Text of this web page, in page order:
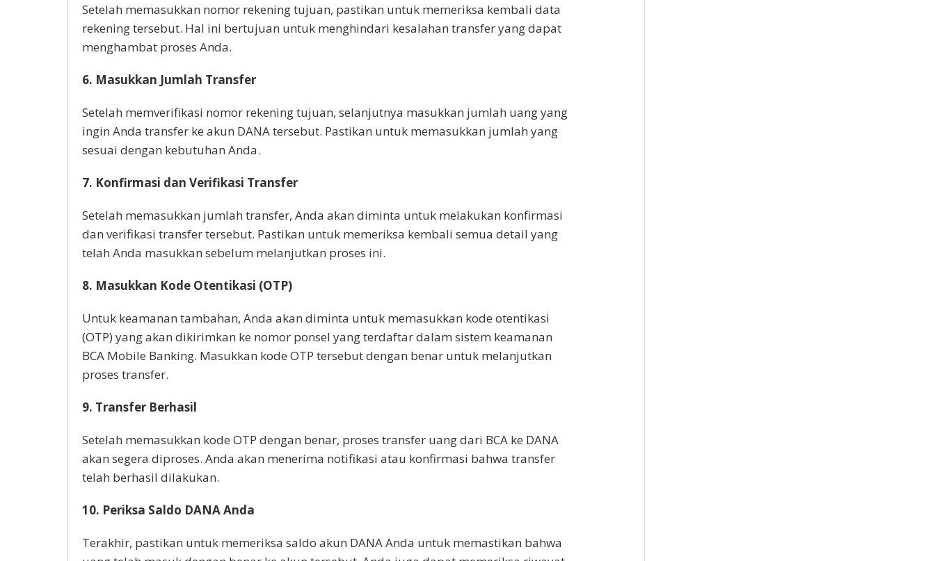
Setelah memasukkan nomor rekening tujuan, pastikan untuk memeriksa kembali data
rekening tersebut. Hal ini bertujuan untuk menghindari kesalahan transfer yang dapat
menghambat proses Anda.
6. Masukkan Jumlah Transfer
Setelah memverifikasi nomor rekening tujuan, selanjutnya masukkan jumlah uang yang
ingin Anda transfer ke akun DANA tersebut. Pastikan untuk memasukkan jumlah yang
sesuai dengan kebutuhan Anda.
7. Konfirmasi dan Verifikasi Transfer
Setelah memasukkan jumlah transfer, Anda akan diminta untuk melakukan konfirmasi
dan verifikasi transfer tersebut. Pastikan untuk memeriksa kembali semua detail yang
telah Anda masukkan sebelum melanjutkan proses ini.
8. Masukkan Kode Otentikasi (OTP)
Untuk keamanan tambahan, Anda akan diminta untuk memasukkan kode otentikasi
(OTP) yang akan dikirimkan ke nomor ponsel yang terdaftar dalam sistem keamanan
BCA Mobile Banking. Masukkan kode OTP tersebut dengan benar untuk melanjutkan
proses transfer.
9. Transfer Berhasil
Setelah memasukkan kode OTP dengan benar, proses transfer uang dari BCA ke DANA
akan segera diproses. Anda akan menerima notifikasi atau konfirmasi bahwa transfer
telah berhasil dilakukan.
10. Periksa Saldo DANA Anda
Terakhir, pastikan untuk memeriksa saldo akun DANA Anda untuk memastikan bahwa